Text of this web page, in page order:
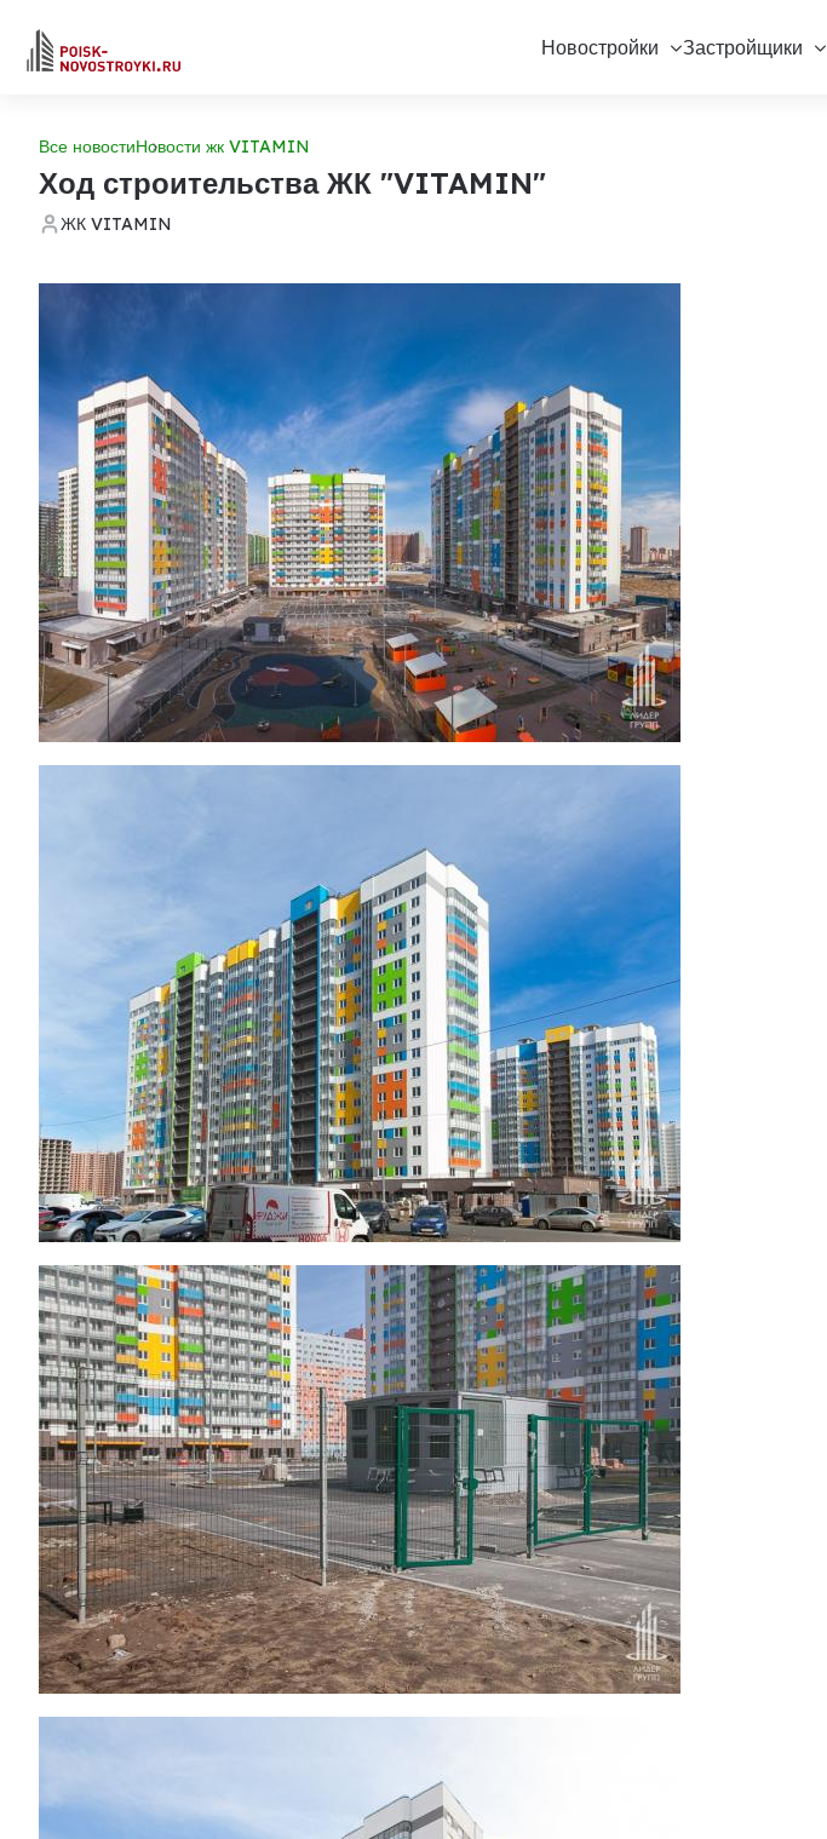
Новостройки Застройщики
Все новостиНовости жк VITAMIN
Ход строительства ЖК "VITAMIN"
ЖК VITAMIN